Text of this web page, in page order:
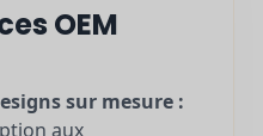
OEM
sur mesure :
aux